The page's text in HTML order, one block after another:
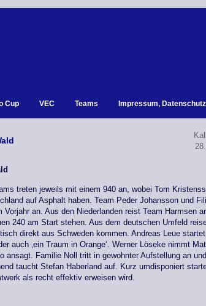
Cup VEC Teams Impressum,
treten jeweils mit einem 940 an, wobei Tom
auf Asphalt haben. Team Peder Johansson und
an. Aus den Niederlanden reist Team Harmsen
240 am Start stehen. Aus dem deutschen Umfeld
direkt aus Schweden kommen. Andreas Leue
auch ‚ein Traum in Orange‘. Werner Löseke nimmt
ansagt. Familie Noll tritt in gewohnter Aufstellung an
taucht Stefan Haberland auf. Kurz umdisponiert
als recht effektiv erweisen wird.